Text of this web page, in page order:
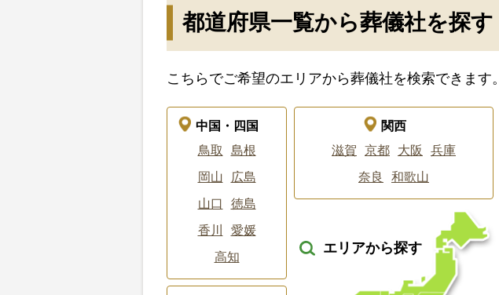
都道府県一覧から葬儀社を探す
こちらでご希望のエリアから葬儀社を検索できます。
エリアから探す
関西
滋賀
京都 大阪
兵庫
奈良
和歌山
中国・四国
鳥取
島根
岡山
広島
山口
徳島
香川
愛媛
高知